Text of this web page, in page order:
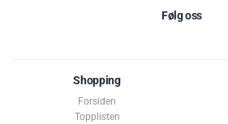
Følg oss
Shopping
Forsiden
Topplisten